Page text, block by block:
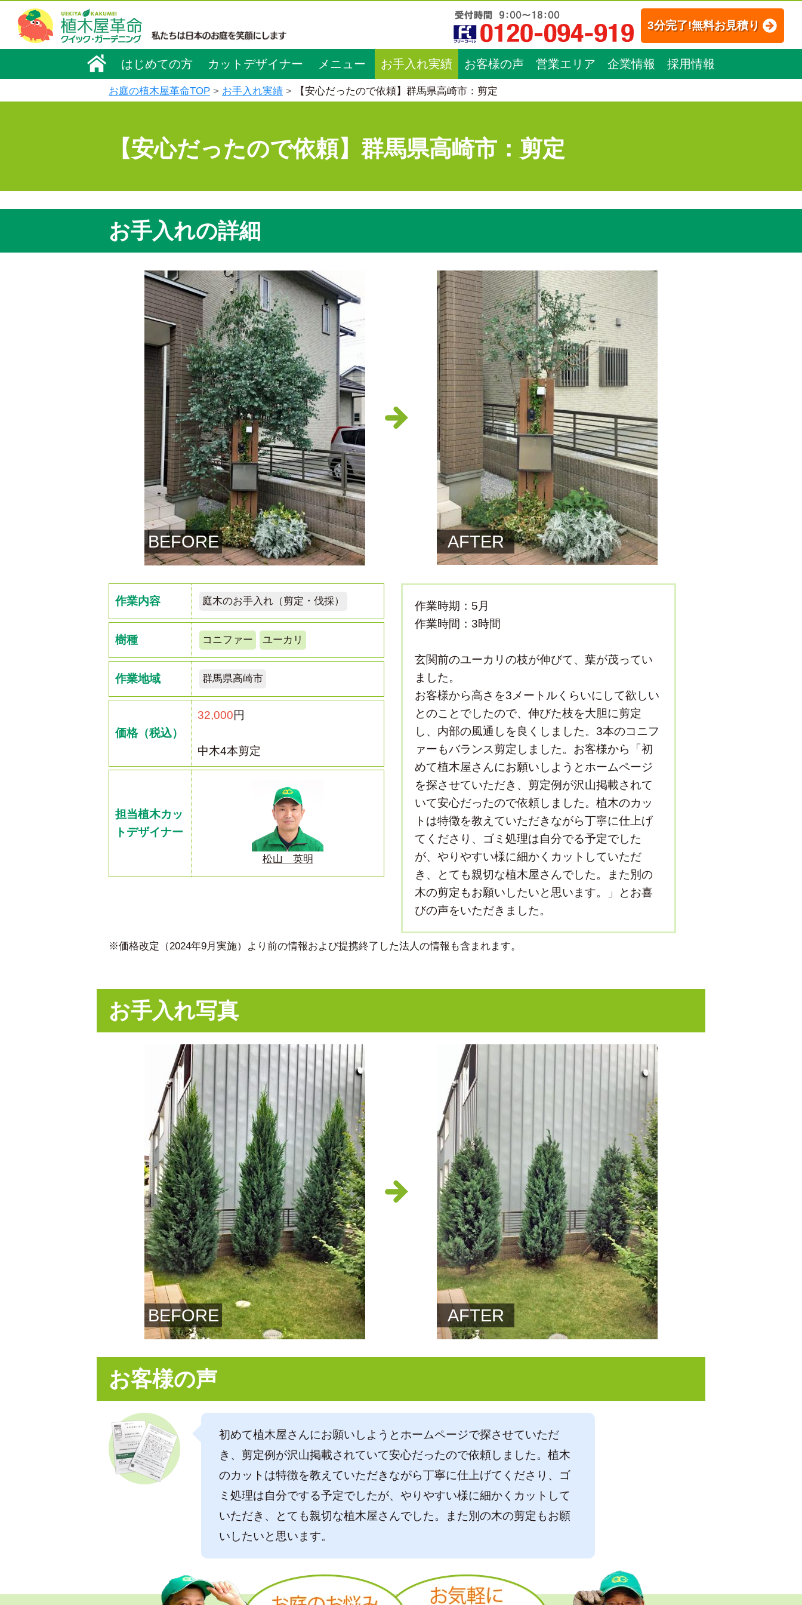
3分完了!無料お見積り
はじめての方 カットデザイナー メニュー お手入れ実績 お客様の声 営業エリア 企業情報 採用情報
お庭の植木屋革命TOP お手入れ実績 【安心だったので依頼】群馬県高崎市：剪定
【安心だったので依頼】群馬県高崎市：剪定
お手入れの詳細
BEFORE AFTER
作業内容 庭木のお手入れ（剪定・伐採）
樹種 コニファー ユーカリ
作業地域 群馬県高崎市
価格（税込）
32,000円
中木4本剪定
担当植木カッ
トデザイナー
松山 英明
作業時期：5月
作業時間：3時間
玄関前のユーカリの枝が伸びて、葉が茂ってい
ました。
お客様から高さを3メートルくらいにして欲しい
とのことでしたので、伸びた枝を大胆に剪定
し、内部の風通しを良くしました。3本のコニフ
ァーもバランス剪定しました。お客様から「初
めて植木屋さんにお願いしようとホームページ
を探させていただき、剪定例が沢山掲載されて
いて安心だったので依頼しました。植木のカッ
トは特徴を教えていただきながら丁寧に仕上げ
てくださり、ゴミ処理は自分でる予定でした
が、やりやすい様に細かくカットしていただ
き、とても親切な植木屋さんでした。また別の
木の剪定もお願いしたいと思います。」とお喜
びの声をいただきました。
※価格改定（2024年9月実施）より前の情報および提携終了した法人の情報も含まれます。
お手入れ写真
BEFORE AFTER
お客様の声
初めて植木屋さんにお願いしようとホームページで探させていただ
き、剪定例が沢山掲載されていて安心だったので依頼しました。植木
のカットは特徴を教えていただきながら丁寧に仕上げてくださり、ゴ
ミ処理は自分でする予定でしたが、やりやすい様に細かくカットして
いただき、とても親切な植木屋さんでした。また別の木の剪定もお願
いしたいと思います。